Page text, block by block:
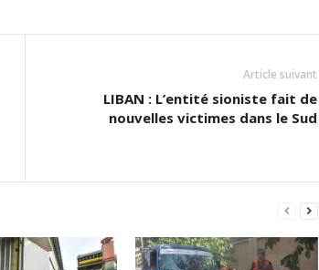
Article suivant
LIBAN : L’entité sioniste fait de
nouvelles victimes dans le Sud